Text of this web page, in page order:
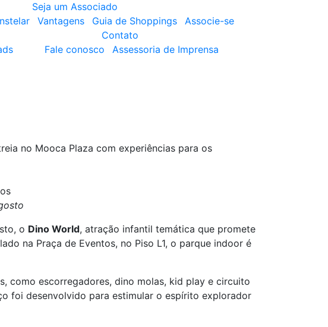
Seja um Associado
Vantagens Guia de Shoppings
Associe-se
Contato
Fale conosco
Assessoria de Imprensa
no Mooca Plaza com experiências para os
o Dino World, atração infantil temática que promete
na Praça de Eventos, no Piso L1, o parque indoor é
como escorregadores, dino molas, kid play e circuito
foi desenvolvido para estimular o espírito explorador